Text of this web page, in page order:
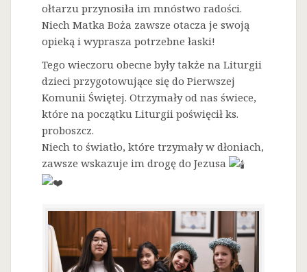
ołtarzu przynosiła im mnóstwo radości.
Niech Matka Boża zawsze otacza je swoją
opieką i wyprasza potrzebne łaski!
Tego wieczoru obecne były także na Liturgii
dzieci przygotowujące się do Pierwszej
Komunii Świętej. Otrzymały od nas świece,
które na początku Liturgii poświęcił ks.
proboszcz.
Niech to światło, które trzymały w dłoniach,
zawsze wskazuje im drogę do Jezusa